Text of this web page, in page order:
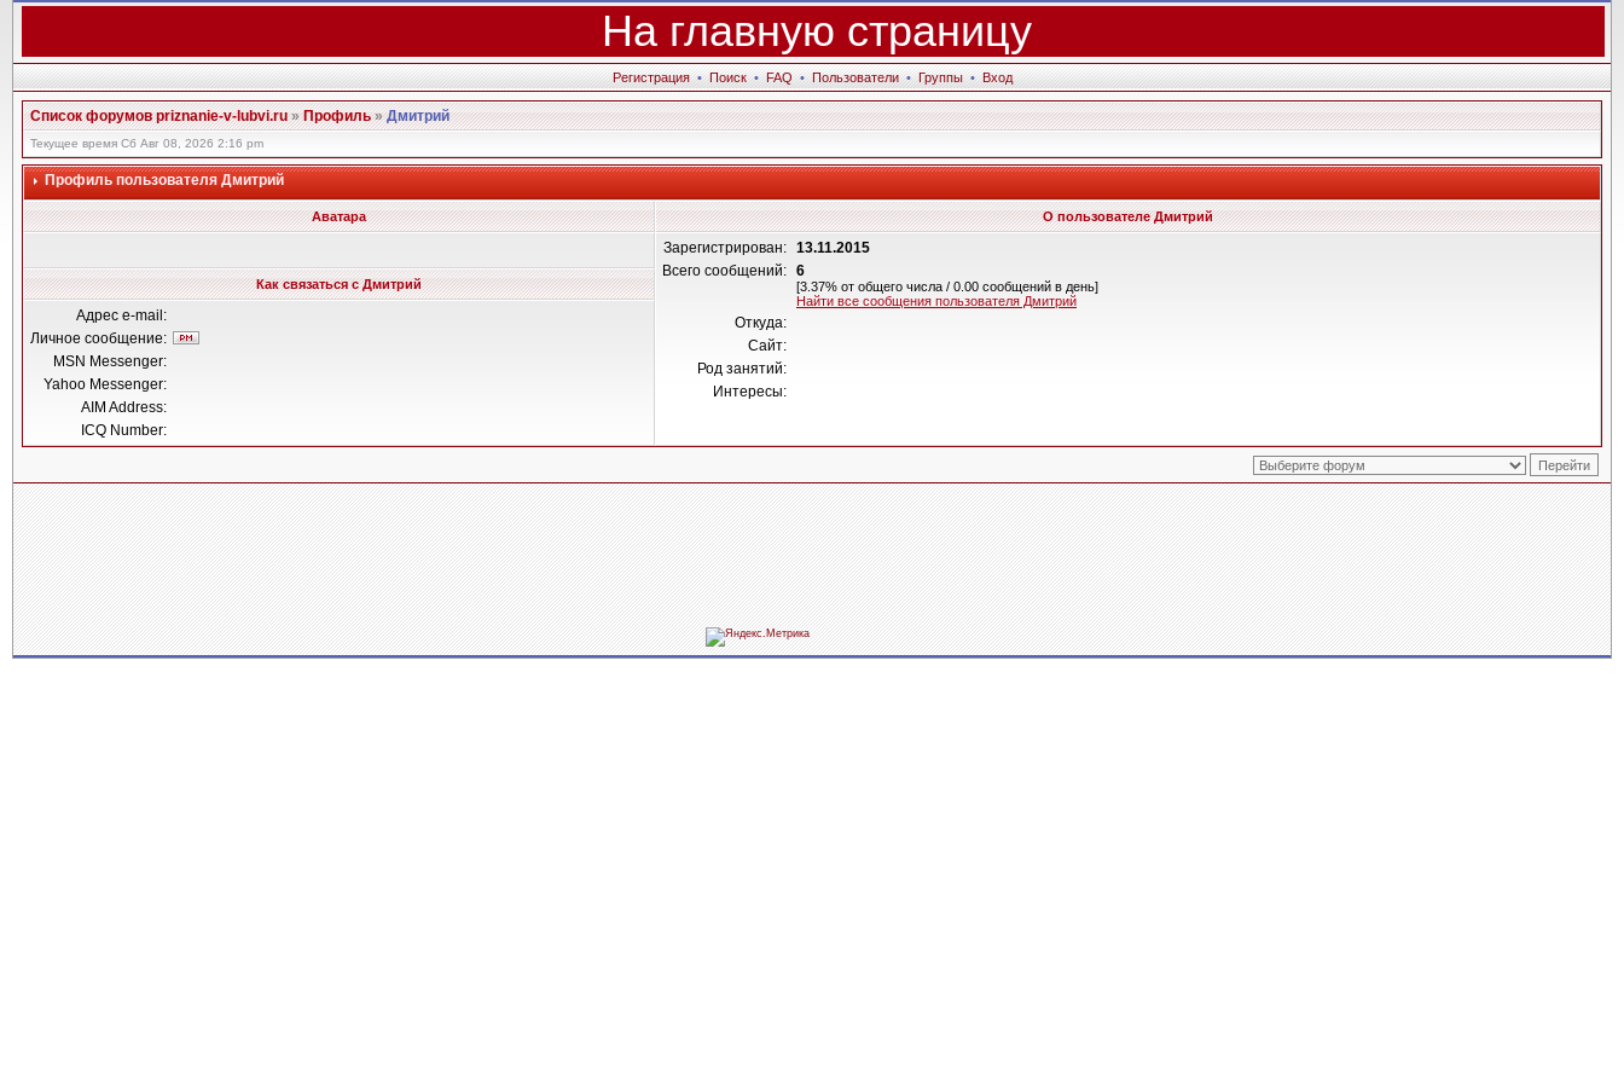
На главную страницу
Регистрация • Поиск • FAQ • Пользователи • Группы • Вход
Список форумов priznanie-v-lubvi.ru»Профиль»Дмитрий
Текущее время Сб Авг 08, 2026 2:16 pm
Профиль пользователя Дмитрий
Аватара О пользователе Дмитрий
Зарегистрирован: 13.11.2015
Всего сообщений: 6
[3.37% от общего числа / 0.00 сообщений в день]
Найти все сообщения пользователя Дмитрий
Откуда:
Сайт:
Род занятий:
Интересы:
Как связаться с Дмитрий
Адрес e-mail:
Личное сообщение:
MSN Messenger:
Yahoo Messenger:
AIM Address:
ICQ Number: